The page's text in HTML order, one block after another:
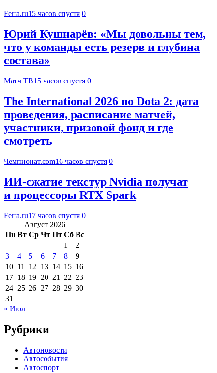
Ferra.ru15 часов спустя 0
Юрий Кушнарёв: «Мы довольны тем,
что у команды есть резерв и глубина
состава»
Матч ТВ15 часов спустя 0
The International 2026 по Dota 2: дата
проведения, расписание матчей,
участники, призовой фонд и где
смотреть
Чемпионат.com16 часов спустя 0
ИИ-сжатие текстур Nvidia получат
и процессоры RTX Spark
Ferra.ru17 часов спустя 0
Август 2026
Пн Вт Ср Чт Пт Сб Вс
1
2
3
4 5 6 7 8
9
10 11 12 13 14 15 16
17 18 19 20 21 22 23
24 25 26 27 28 29 30
31
« Июл
Рубрики
Автоновости
Автособытия
Автоспорт